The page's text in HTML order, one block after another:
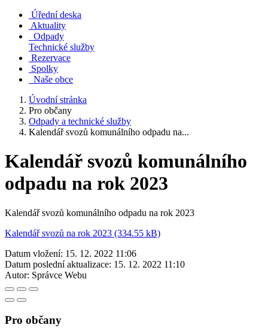
Úřední deska
Aktuality
Odpady
Technické služby
Rezervace
Spolky
Naše obce
Úvodní stránka
Pro občany
Odpady a technické služby
Kalendář svozů komunálního odpadu na...
Kalendář svozů komunálního
odpadu na rok 2023
Kalendář svozů komunálního odpadu na rok 2023
Kalendář svozů na rok 2023 (334.55 kB)
Datum vložení: 15. 12. 2022 11:06
Datum poslední aktualizace: 15. 12. 2022 11:10
Autor: Správce Webu
Pro občany